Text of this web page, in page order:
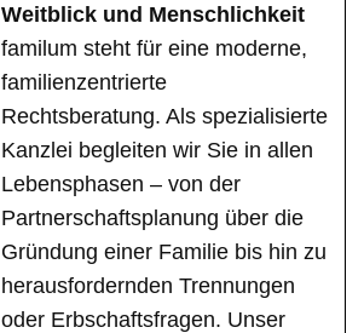
Weitblick und Menschlichkeit
familum steht für eine moderne,
familienzentrierte
Rechtsberatung. Als spezialisierte
Kanzlei begleiten wir Sie in allen
Lebensphasen – von der
Partnerschaftsplanung über die
Gründung einer Familie bis hin zu
herausfordernden Trennungen
oder Erbschaftsfragen. Unser